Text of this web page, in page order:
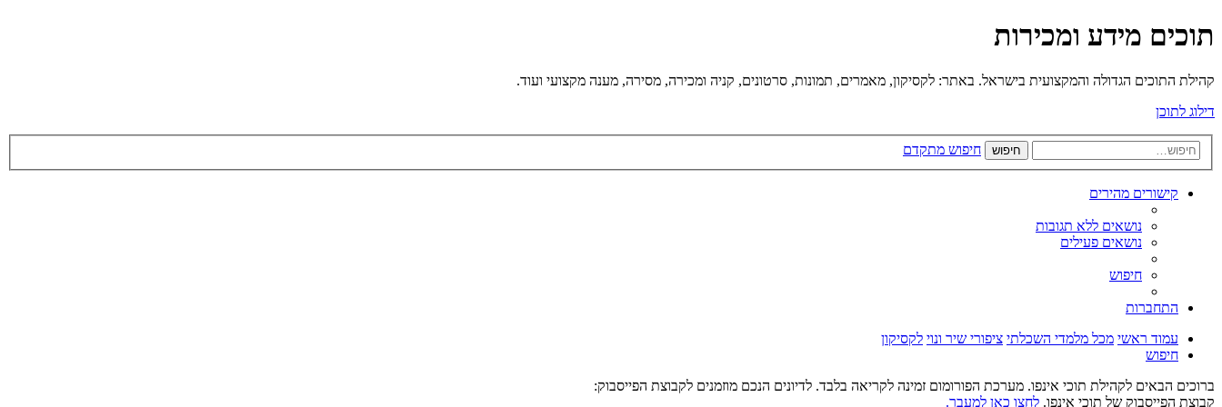
תוכים מידע ומכירות
קהילת התוכים הגדולה והמקצועית בישראל. באתר: לקסיקון, מאמרים, תמונות, סרטונים, קניה ומכירה, מסירה, מענה מקצועי ועוד.
דילוג לתוכן
חיפוש חיפוש מתקדם
קישורים מהירים
נושאים ללא תגובות
נושאים פעילים
חיפוש
התחברות
עמוד ראשי מכל מלמדי השכלתי ציפורי שיר ונוי לקסיקון
חיפוש
ברוכים הבאים לקהילת תוכי אינפו. מערכת הפורומום זמינה לקריאה בלבד. לדיונים הנכם מוזמנים לקבוצת הפייסבוק:
קבוצת הפייסבוק של תוכי אינפו. לחצו כאן למעבר.